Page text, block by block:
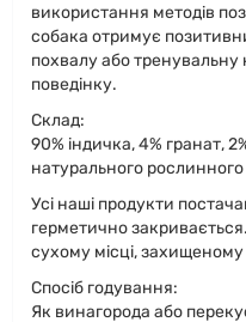
використання методів
собака отримує
похвалу або тренувальну
поведінку.
Склад:
90% індичка, 4% гранат,
натурального рослинного
Усі наші продукти
герметично
сухому місці,
Спосіб годування:
Як винагорода або